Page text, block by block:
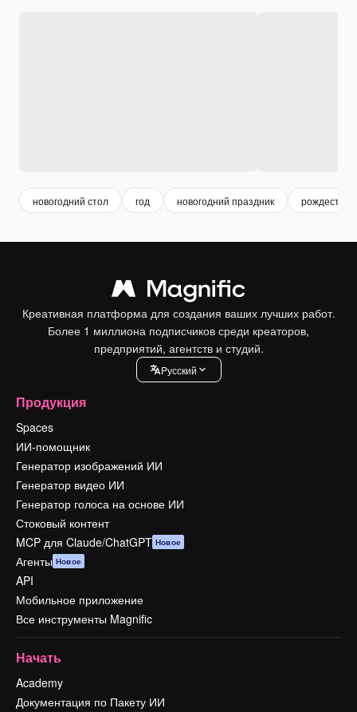
новогодний стол год новогодний праздник
Креативная платформа для создания ваших лучших работ.
Более 1 миллиона подписчиков среди креаторов,
предприятий, агентств и студий.
Pусский
Продукция
Spaces
ИИ-помощник
Генератор изображений ИИ
Генератор видео ИИ
Генератор голоса на основе ИИ
Стоковый контент
MCP для Claude/ChatGPT Новое
Агенты Новое
API
Мобильное приложение
Все инструменты Magnific
Начать
Academy
Документация по Пакету ИИ